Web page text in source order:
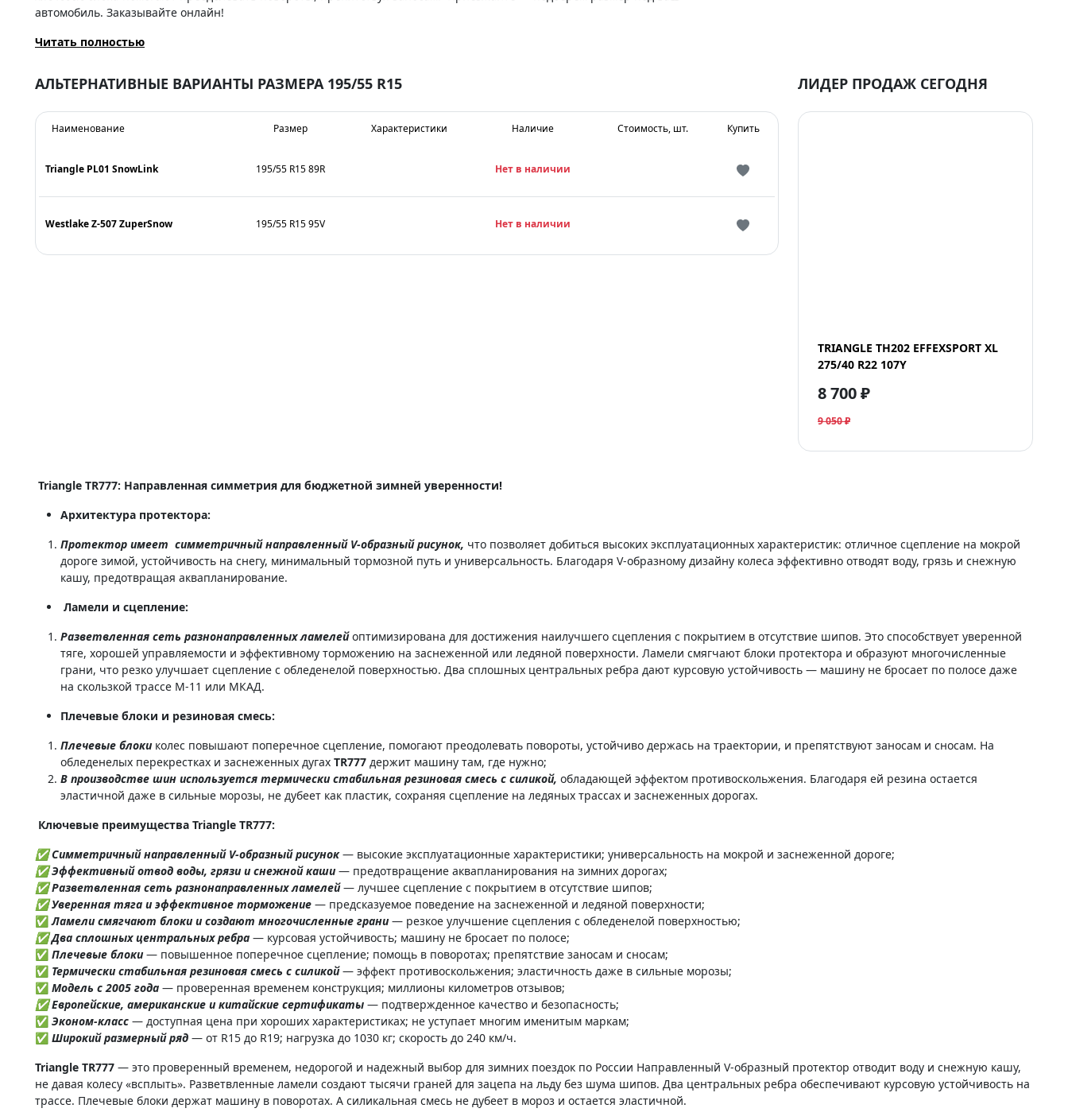
автомобиль. Заказывайте онлайн!
Читать полностью
АЛЬТЕРНАТИВНЫЕ ВАРИАНТЫ РАЗМЕРА 195/55 R15
Наименование Размер Характеристики Наличие Стоимость, шт. Купить
Triangle PL01 SnowLink 195/55 R15 89R Нет в наличии
Westlake Z-507 ZuperSnow 195/55 R15 95V Нет в наличии
ЛИДЕР ПРОДАЖ СЕГОДНЯ
TRIANGLE TH202 EFFEXSPORT XL
275/40 R22 107Y
8 700 ₽
9 050 ₽
Triangle TR777: Направленная симметрия для бюджетной зимней уверенности!
Архитектура протектора:
Протектор имеет симметричный направленный V-образный рисунок, что позволяет добиться высоких эксплуатационных характеристик: отличное сцепление на мокрой
дороге зимой, устойчивость на снегу, минимальный тормозной путь и универсальность. Благодаря V-образному дизайну колеса эффективно отводят воду, грязь и снежную
кашу, предотвращая аквапланирование.
Ламели и сцепление:
Разветвленная сеть разнонаправленных ламелейоптимизирована для достижения наилучшего сцепления с покрытием в отсутствие шипов. Это способствует уверенной
тяге, хорошей управляемости и эффективному торможению на заснеженной или ледяной поверхности. Ламели смягчают блоки протектора и образуют многочисленные
грани, что резко улучшает сцепление с обледенелой поверхностью. Два сплошных центральных ребра дают курсовую устойчивость — машину не бросает по полосе даже
на скользкой трассе М-11 или МКАД.
Плечевые блоки и резиновая смесь:
Плечевые блоки колес повышают поперечное сцепление, помогают преодолевать повороты, устойчиво держась на траектории, и препятствуют заносам и сносам. На
обледенелых перекрестках и заснеженных дугах TR777 держит машину там, где нужно;
В производстве шин используется термически стабильная резиновая смесь с силикой, обладающей эффектом противоскольжения. Благодаря ей резина остается
эластичной даже в сильные морозы, не дубеет как пластик, сохраняя сцепление на ледяных трассах и заснеженных дорогах.
Ключевые преимущества Triangle TR777:
✅ Симметричный направленный V-образный рисунок— высокие эксплуатационные характеристики; универсальность на мокрой и заснеженной дороге;
✅ Эффективный отвод воды, грязи и снежной каши— предотвращение аквапланирования на зимних дорогах;
✅ Разветвленная сеть разнонаправленных ламелей— лучшее сцепление с покрытием в отсутствие шипов;
✅ Уверенная тяга и эффективное торможение — предсказуемое поведение на заснеженной и ледяной поверхности;
✅Ламели смягчают блоки и создают многочисленные грани— резкое улучшение сцепления с обледенелой поверхностью;
✅ Два сплошных центральных ребра — курсовая устойчивость; машину не бросает по полосе;
✅ Плечевые блоки— повышенное поперечное сцепление; помощь в поворотах; препятствие заносам и сносам;
✅ Термически стабильная резиновая смесь с силикой— эффект противоскольжения; эластичность даже в сильные морозы;
✅ Модель с 2005 года — проверенная временем конструкция; миллионы километров отзывов;
✅ Европейские, американские и китайские сертификаты — подтвержденное качество и безопасность;
✅ Эконом-класс — доступная цена при хороших характеристиках; не уступает многим именитым маркам;
✅ Широкий размерный ряд — от R15 до R19; нагрузка до 1030 кг; скорость до 240 км/ч.
Triangle TR777 — это проверенный временем, недорогой и надежный выбор для зимних поездок по России Направленный V-образный протектор отводит воду и снежную кашу,
не давая колесу «всплыть». Разветвленные ламели создают тысячи граней для зацепа на льду без шума шипов. Два центральных ребра обеспечивают курсовую устойчивость на
трассе. Плечевые блоки держат машину в поворотах. А силикальная смесь не дубеет в мороз и остается эластичной.